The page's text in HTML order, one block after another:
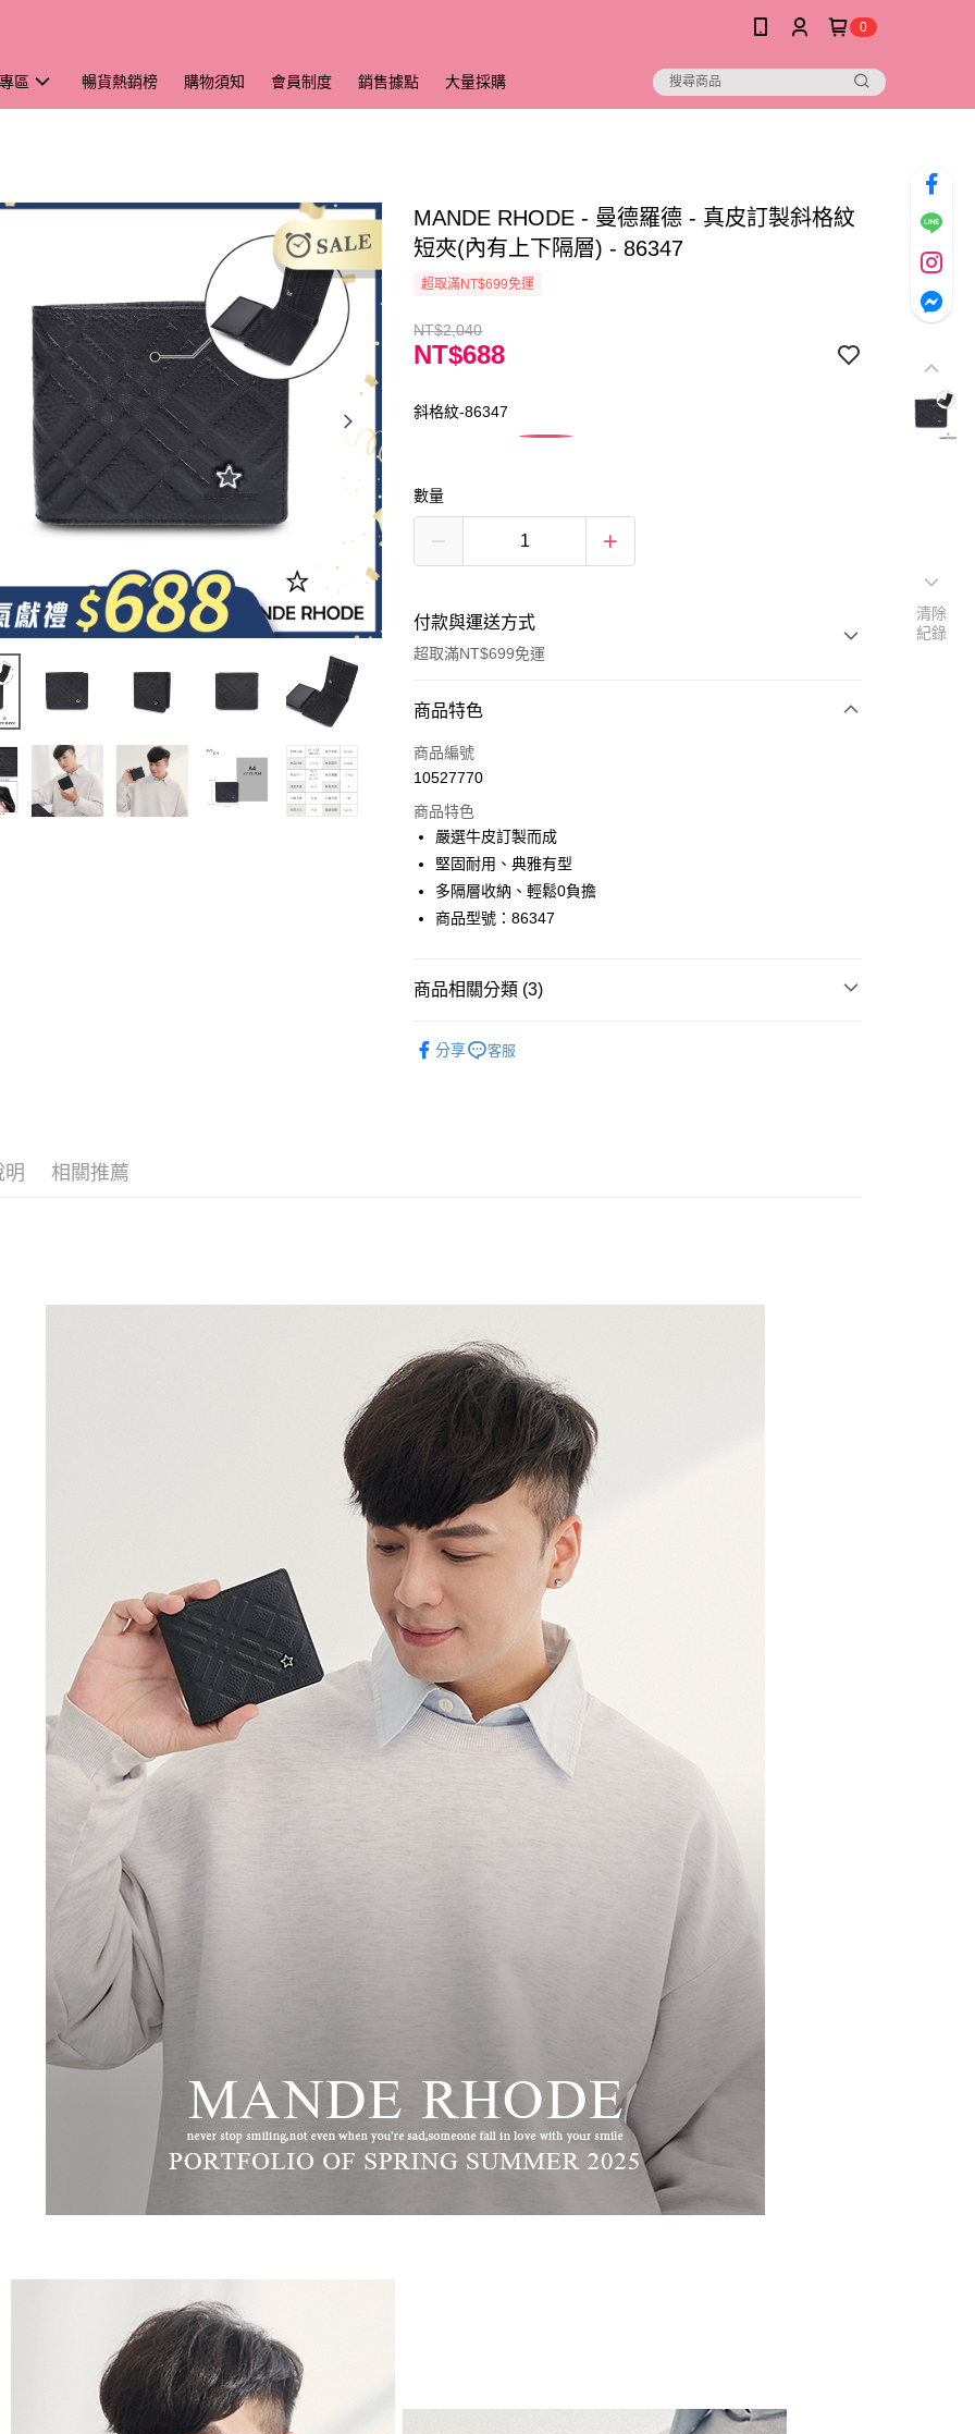
0
區 暢貨熱銷榜 購物須知 會員制度 銷售據點 大量採購
MANDE RHODE - 曼德羅德 - 真皮訂製斜格紋
短夾(內有上下隔層) - 86347
超取滿NT$699免運
NT$2,040
NT$688
斜格紋-86347
數量
付款與運送方式
超取滿NT$699免運
付款方式
信用卡一次付款
LINE Pay
Apple Pay
街口支付
Google Pay
／ATM／網路銀行／等多元方式進行付款，方視為交易完成。
※ 請注意：結帳手續完成當下不需立刻繳費，但若您需要取消訂單，請聯
絡購買商品的店家。未經商家同意取消之訂單仍視為有效，需透過AFTEE
先享後付繳納相關費用。
※ 交易是否成功請以「AFTEE先享後付 」之結帳頁面顯示為準，若有關於
是否繳費成功／繳費後需取消欲退款等相關疑問，請聯繫「AFTEE先享後
付客戶支援中心」https://netprotections.freshdesk.com/support/home
【注意事項】
１．透過由恩沛科技股份有限公司提供之「AFTEE先享後付」服務完成之
交易，需依本服務之必要範圍內提供個人資料，並將交易相關給付款項請
求債權轉讓予恩沛科技股份有限公司。
２．關於個人資料處理事宜，請瀏覽以下網址：
https://aftee.tw/terms/#terms3
３．未成年的使用者請事先徵得法定代理人或監護人之同意方可使用
「AFTEE先享後付」，若未經同意申辦者引起之損失，本公司不負相關責
任。
４．使用「AFTEE先享後付」時，將依據個別帳號之用戶狀況，依本公司
即時審查核予不同之上限額度；若仍有額度不足之情形，本公司將視審查
結果請求用戶進行身份認證。
５．嚴禁一人註冊多個帳號或使用他人資訊註冊。若發現惡意使用之情
形，恩沛科技股份有限公司將有權停止該用戶之使用額度並採取法律行
付款後全家取貨
每筆NT$100，滿NT$699(含以上)免運費
萊爾富取貨付款
每筆NT$80
付款後萊爾富取貨
每筆NT$80
7-11取貨付款
每筆NT$100，滿NT$699(含以上)免運費
付款後7-11取貨
每筆NT$100，滿NT$699(含以上)免運費
新竹物流
每筆NT$100，滿NT$999(含以上)免運費
每筆NT$250，滿NT$2,000(含以上)免運費
商品特色
商品編號
10527770
商品特色
嚴選牛皮訂製而成
堅固耐用、典雅有型
多隔層收納、輕鬆0負擔
商品型號：86347
商品相關分類 (3)
分享 客服
明 相關推薦
清除
紀錄